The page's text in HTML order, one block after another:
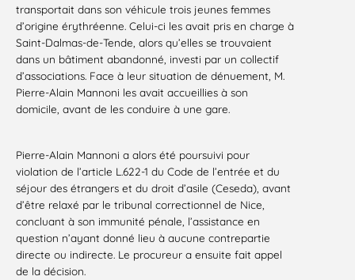
transportait dans son véhicule trois jeunes femmes
d’origine érythréenne. Celui-ci les avait pris en charge à
Saint-Dalmas-de-Tende, alors qu’elles se trouvaient
dans un bâtiment abandonné, investi par un collectif
d’associations. Face à leur situation de dénuement, M.
Pierre-Alain Mannoni les avait accueillies à son
domicile, avant de les conduire à une gare.
Pierre-Alain Mannoni a alors été poursuivi pour
violation de l’article L.622-1 du Code de l’entrée et du
séjour des étrangers et du droit d’asile (Ceseda), avant
d’être relaxé par le tribunal correctionnel de Nice,
concluant à son immunité pénale, l’assistance en
question n’ayant donné lieu à aucune contrepartie
directe ou indirecte. Le procureur a ensuite fait appel
de la décision.